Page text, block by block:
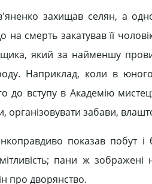
захищав селян, а
смерть закатував її
який за найменшу
Наприклад, коли в
до вступу в Академію
організовувати забави,
показав побут і
пани ж
про дворянство.